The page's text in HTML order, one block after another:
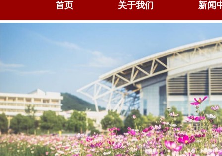
首页 关于我们 新闻